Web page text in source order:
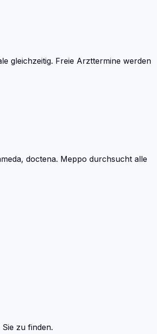
gleichzeitig. Freie Arzttermine werden
doctena. Meppo durchsucht alle
zu finden.